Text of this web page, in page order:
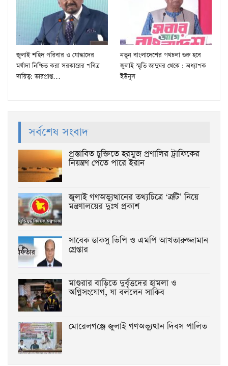
জুলাই শহিদ পরিবার ও যোদ্ধাদের
মর্যাদা নিশ্চিত করা সরকারের পবিত্র
দায়িত্ব: ভারপ্রাপ্ত…
নতুন বাংলাদেশের পথচলা শুরু হবে
জুলাই স্মৃতি জাদুঘর থেকে : অধ্যাপক
ইউনূস
সর্বশেষ সংবাদ
প্রস্তাবিত চুক্তিতে হরমুজ প্রণালির ট্রাফিকের
নিয়ন্ত্রণ পেতে পারে ইরান
জুলাই গণঅভ্যুত্থানের তথ্যচিত্রে ‘ত্রুটি’ নিয়ে
মন্ত্রণালয়ের দুঃখ প্রকাশ
সাবেক ডাকসু ভিপি ও এমপি আখতারুজ্জামান
গ্রেপ্তার
মাগুরার বাড়িতে দুর্বৃত্তদের হামলা ও
অগ্নিসংযোগ, যা বললেন সাকিব
মোরেলগঞ্জে জুলাই গণঅভ্যুত্থান দিবস পালিত